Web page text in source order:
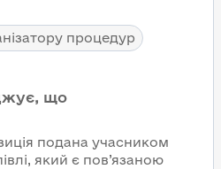
процедур
що
подана учасником
який є пов’язаною